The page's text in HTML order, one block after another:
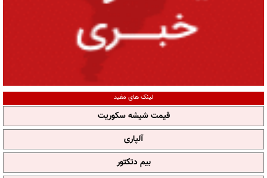
لینک های مفید
قیمت شیشه سکوریت
آلپاری
بیم دتکتور